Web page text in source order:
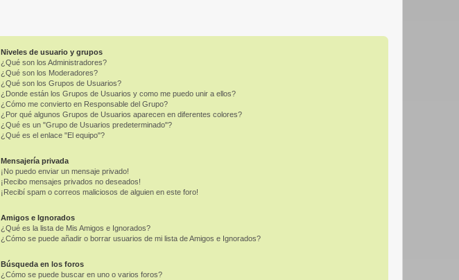
Niveles de usuario y grupos
¿Qué son los Administradores?
¿Qué son los Moderadores?
¿Qué son los Grupos de Usuarios?
¿Donde están los Grupos de Usuarios y como me puedo unir a ellos?
¿Cómo me convierto en Responsable del Grupo?
¿Por qué algunos Grupos de Usuarios aparecen en diferentes colores?
¿Qué es un "Grupo de Usuarios predeterminado"?
¿Qué es el enlace "El equipo"?
Mensajería privada
¡No puedo enviar un mensaje privado!
¡Recibo mensajes privados no deseados!
¡Recibí spam o correos maliciosos de alguien en este foro!
Amigos e Ignorados
¿Qué es la lista de Mis Amigos e Ignorados?
¿Cómo se puede añadir o borrar usuarios de mi lista de Amigos e Ignorados?
Búsqueda en los foros
¿Cómo se puede buscar en uno o varios foros?